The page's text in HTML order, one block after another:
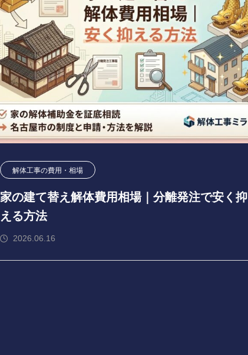
解体工事の費用・相場
家の建て替え解体費用相場｜分離発注で安く抑
える方法
2026.06.16